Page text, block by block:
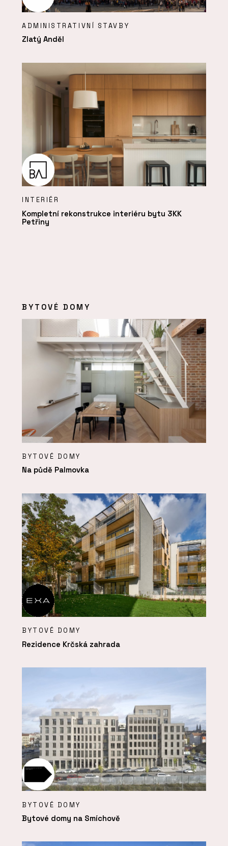
ADMINISTRATIVNÍ STAVBY
Zlatý Anděl
INTERIÉR
Kompletní rekonstrukce interiéru bytu 3KK
Petřiny
BYTOVÉ DOMY
BYTOVÉ DOMY
Na půdě Palmovka
BYTOVÉ DOMY
Rezidence Krčská zahrada
BYTOVÉ DOMY
Bytové domy na Smíchově